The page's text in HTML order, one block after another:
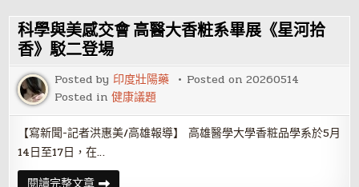
過
乳
酪
三
級
認
證
和
平
鎖
鏈！
全
球
安
全
聯
盟
訪
海
委
會
深
化
科學與美感交會 高醫大香粧系畢展《星河拾
香》駁二登場
Posted by 印度壯陽藥 Posted on20260514
Posted in健康議題
【寫新聞-記者洪惠美/高雄報導】 高雄醫學大學香粧品學系於5月
14日至17日，在…
閱讀完整文章科